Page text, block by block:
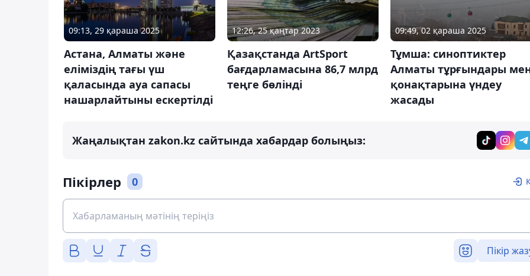
09:13, 29 қараша 2025
Астана, Алматы және
еліміздің тағы үш
қаласында ауа сапасы
нашарлайтыны ескертілді
12:26, 25 қаңтар 2023
Қазақстанда ArtSport
бағдарламасына 86,7 млрд
теңге бөлінді
09:49, 02 қараша 2025
Тұмша: синоптиктер
Алматы тұрғындары
қонақтарына үндеу
жасады
Жаңалықтан zakon.kz сайтында хабардар болыңыз:
Пікірлер 0
Пікір